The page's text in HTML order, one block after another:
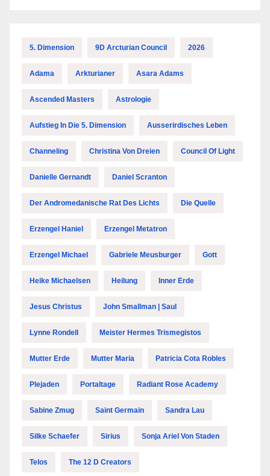
5. Dimension 9D Arcturian Council 2026
Adama Arkturianer Asara Adams
Ascended Masters Astrologie
Aufstieg In Die 5. Dimension Ausserirdisches Leben
Channeling Christina Von Dreien Council Of Light
Danielle Gernandt Daniel Scranton
Der Andromedanische Rat Des Lichts Die Quelle
Erzengel Haniel Erzengel Metatron
Erzengel Michael Gabriele Meusburger Gott
Heike Michaelsen Heilung Inner Erde
Jesus Christus John Smallman | Saul
Lynne Rondell Meister Hermes Trismegistos
Mutter Erde Mutter Maria Patricia Cota Robles
Plejaden Portaltage Radiant Rose Academy
Sabine Zmug Saint Germain Sandra Lau
Silke Schaefer Sirius Sonja Ariel Von Staden
Telos The 12 D Creators